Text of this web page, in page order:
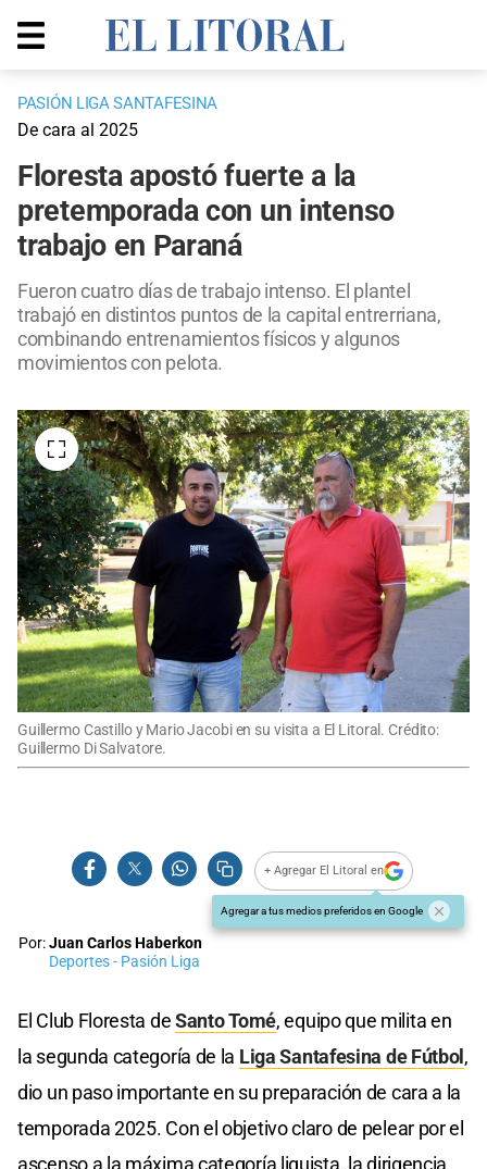
PASIÓN LIGA SANTAFESINA
De cara al 2025
Floresta apostó fuerte a la
pretemporada con un intenso
trabajo en Paraná
Fueron cuatro días de trabajo intenso. El plantel
trabajó en distintos puntos de la capital entrerriana,
combinando entrenamientos físicos y algunos
movimientos con pelota.
Guillermo Castillo y Mario Jacobi en su visita a El Litoral. Crédito:
Guillermo Di Salvatore.
+ Agregar El Litoral en
Agregar a tus medios preferidos en Google
Por:Juan Carlos Haberkon
Deportes - Pasión Liga
El Club Floresta deSanto Tomé, equipo que milita en
la segunda categoría de la Liga Santafesina de Fútbol,
dio un paso importante en su preparación de cara a la
temporada 2025. Con el objetivo claro de pelear por el
ascenso a la máxima categoría liguista, la dirigencia